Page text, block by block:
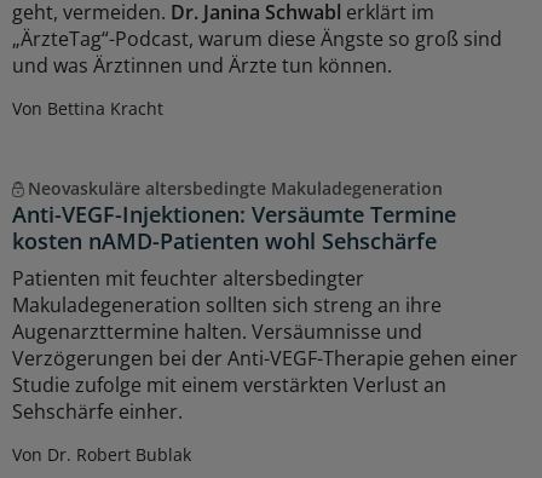
geht, vermeiden. Dr. Janina Schwabl erklärt im
„ÄrzteTag“-Podcast, warum diese Ängste so groß sind
und was Ärztinnen und Ärzte tun können.
Von Bettina Kracht
Neovaskuläre altersbedingte Makuladegeneration
Anti-VEGF-Injektionen: Versäumte Termine
kosten nAMD-Patienten wohl Sehschärfe
Patienten mit feuchter altersbedingter
Makuladegeneration sollten sich streng an ihre
Augenarzttermine halten. Versäumnisse und
Verzögerungen bei der Anti-VEGF-Therapie gehen einer
Studie zufolge mit einem verstärkten Verlust an
Sehschärfe einher.
Von Dr. Robert Bublak